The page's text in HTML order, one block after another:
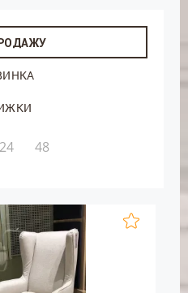
24 48